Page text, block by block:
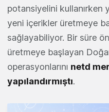
potansiyelini kullanırken
yeni içerikler üretmeye
sağlayabiliyor. Bir süre
üretmeye başlayan
operasyonlarını netd
yapılandırmıştı.